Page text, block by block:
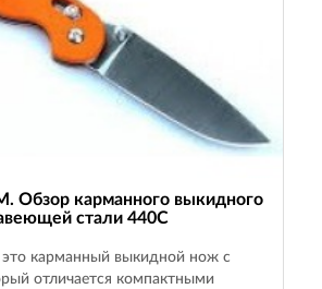
Обзор карманного выкидного
стали 440С
карманный выкидной нож с
отличается компактными